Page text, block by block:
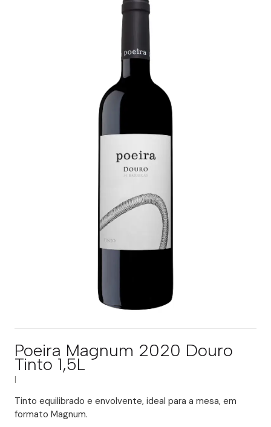
Poeira Magnum 2020 Douro
Tinto 1,5L
Tinto equilibrado e envolvente, ideal para a mesa, em
formato Magnum.